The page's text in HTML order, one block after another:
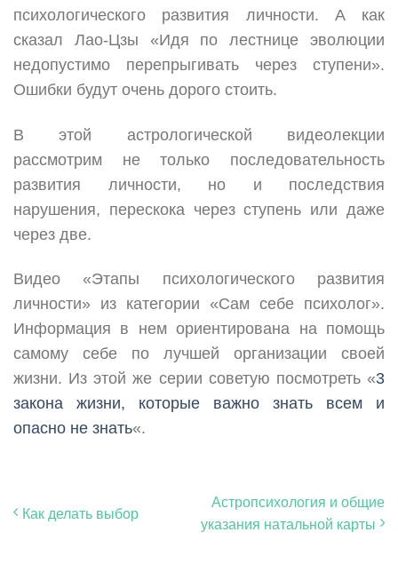
психологического развития личности. А как
сказал Лао-Цзы «Идя по лестнице эволюции
недопустимо перепрыгивать через ступени».
Ошибки будут очень дорого стоить.
В этой астрологической видеолекции
рассмотрим не только последовательность
развития личности, но и последствия
нарушения, перескока через ступень или даже
через две.
Видео «Этапы психологического развития
личности» из категории «Сам себе психолог».
Информация в нем ориентирована на помощь
самому себе по лучшей организации своей
жизни. Из этой же серии советую посмотреть «3
закона жизни, которые важно знать всем и
опасно не знать«.
Как делать выбор
Астропсихология и общие
указания натальной карты